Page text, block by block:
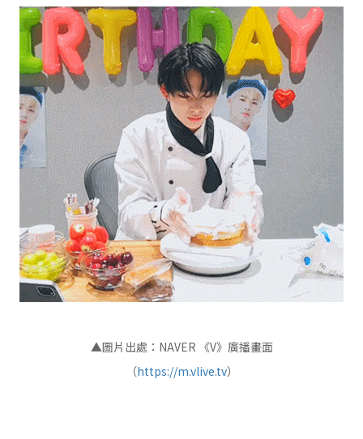
▲圖片出處：NAVER 《V》廣播畫面
（https://m.vlive.tv）